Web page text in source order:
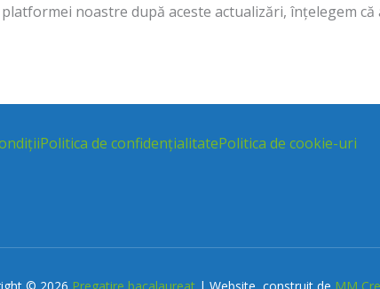
noastre după aceste actualizări, înțelegem
Politica de confidențialitatePolitica de cookie-uri